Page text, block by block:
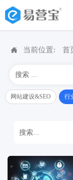
 当前位置: 首
网站建设&SEO 行